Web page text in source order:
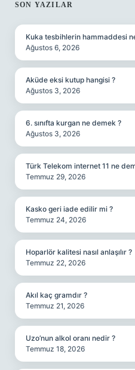
SIDEBAR
SON YAZILAR
Kuka tesbihlerin hammaddesi
Ağustos 6, 2026
Aküde eksi kutup hangisi ?
Ağustos 3, 2026
6. sınıfta kurgan ne demek ?
Ağustos 3, 2026
Türk Telekom internet 11 ne
Temmuz 29, 2026
Kasko geri iade edilir mi ?
Temmuz 24, 2026
Hoparlör kalitesi nasıl anlaşılır ?
Temmuz 22, 2026
Akıl kaç gramdır ?
Temmuz 21, 2026
Uzo’nun alkol oranı nedir ?
Temmuz 18, 2026